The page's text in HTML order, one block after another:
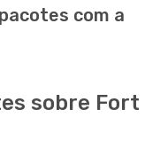
com a
sobre Fort